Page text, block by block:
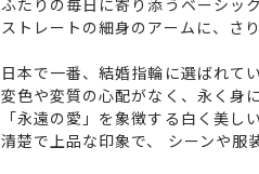
ふたりの毎日に寄り添うベーシッ
ストレートの細身のアームに、さ
日本で一番、結婚指輪に選ばれて
変色や変質の心配がなく、永く身
「永遠の愛」を象徴する白く美
清楚で上品な印象で、 シーンや服